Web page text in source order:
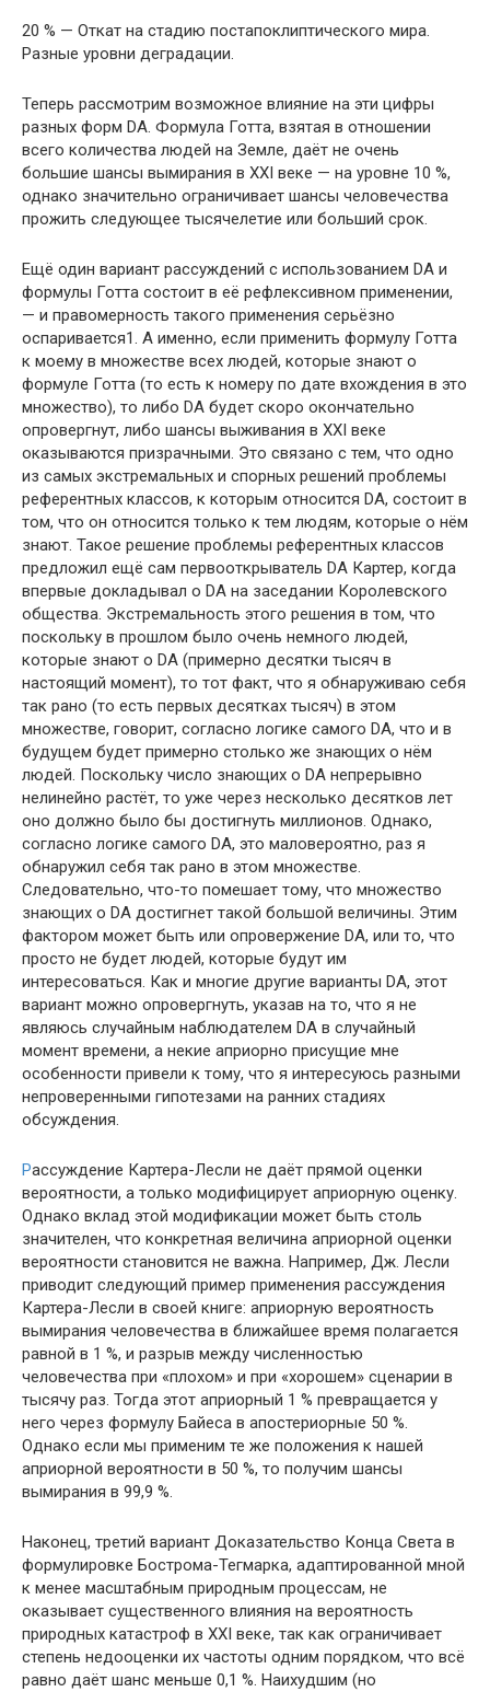
20 % — Откат на стадию постапоклиптического мира.
Разные уровни деградации.
Теперь рассмотрим возможное влияние на эти цифры
разных форм DA. Формула Готта, взятая в отношении
всего количества людей на Земле, даёт не очень
большие шансы вымирания в XXI веке — на уровне 10 %,
однако значительно ограничивает шансы человечества
прожить следующее тысячелетие или больший срок.
Ещё один вариант рассуждений с использованием DA и
формулы Готта состоит в её рефлексивном применении,
— и правомерность такого применения серьёзно
оспаривается1. А именно, если применить формулу Готта
к моему в множестве всех людей, которые знают о
формуле Готта (то есть к номеру по дате вхождения в это
множество), то либо DA будет скоро окончательно
опровергнут, либо шансы выживания в XXI веке
оказываются призрачными. Это связано с тем, что одно
из самых экстремальных и спорных решений проблемы
референтных классов, к которым относится DA, состоит в
том, что он относится только к тем людям, которые о нём
знают. Такое решение проблемы референтных классов
предложил ещё сам первооткрыватель DA Картер, когда
впервые докладывал о DA на заседании Королевского
общества. Экстремальность этого решения в том, что
поскольку в прошлом было очень немного людей,
которые знают о DA (примерно десятки тысяч в
настоящий момент), то тот факт, что я обнаруживаю себя
так рано (то есть первых десятках тысяч) в этом
множестве, говорит, согласно логике самого DA, что и в
будущем будет примерно столько же знающих о нём
людей. Поскольку число знающих о DA непрерывно
нелинейно растёт, то уже через несколько десятков лет
оно должно было бы достигнуть миллионов. Однако,
согласно логике самого DA, это маловероятно, раз я
обнаружил себя так рано в этом множестве.
Следовательно, что-то помешает тому, что множество
знающих о DA достигнет такой большой величины. Этим
фактором может быть или опровержение DA, или то, что
просто не будет людей, которые будут им
интересоваться. Как и многие другие варианты DA, этот
вариант можно опровергнуть, указав на то, что я не
являюсь случайным наблюдателем DA в случайный
момент времени, а некие априорно присущие мне
особенности привели к тому, что я интересуюсь разными
непроверенными гипотезами на ранних стадиях
обсуждения.
Рассуждение Картера-Лесли не даёт прямой оценки
вероятности, а только модифицирует априорную оценку.
Однако вклад этой модификации может быть столь
значителен, что конкретная величина априорной оценки
вероятности становится не важна. Например, Дж. Лесли
приводит следующий пример применения рассуждения
Картера-Лесли в своей книге: априорную вероятность
вымирания человечества в ближайшее время полагается
равной в 1 %, и разрыв между численностью
человечества при «плохом» и при «хорошем» сценарии в
тысячу раз. Тогда этот априорный 1 % превращается у
него через формулу Байеса в апостериорные 50 %.
Однако если мы применим те же положения к нашей
априорной вероятности в 50 %, то получим шансы
вымирания в 99,9 %.
Наконец, третий вариант Доказательство Конца Света в
формулировке Бострома-Тегмарка, адаптированной мной
к менее масштабным природным процессам, не
оказывает существенного влияния на вероятность
природных катастроф в XXI веке, так как ограничивает
степень недооценки их частоты одним порядком, что всё
равно даёт шанс меньше 0,1 %. Наихудшим (но